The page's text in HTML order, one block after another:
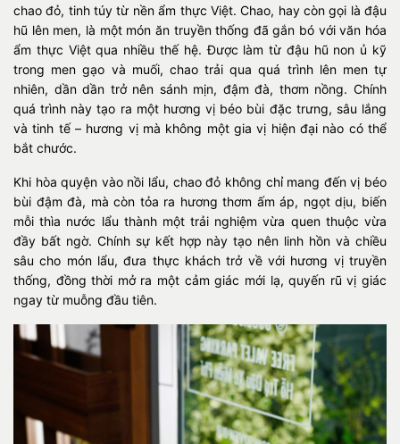
chao đỏ, tinh túy từ nền ẩm thực Việt. Chao, hay còn gọi là đậu
hũ lên men, là một món ăn truyền thống đã gắn bó với văn hóa
ẩm thực Việt qua nhiều thế hệ. Được làm từ đậu hũ non ủ kỹ
trong men gạo và muối, chao trải qua quá trình lên men tự
nhiên, dần dần trở nên sánh mịn, đậm đà, thơm nồng. Chính
quá trình này tạo ra một hương vị béo bùi đặc trưng, sâu lắng
và tinh tế – hương vị mà không một gia vị hiện đại nào có thể
bắt chước.
Khi hòa quyện vào nồi lẩu, chao đỏ không chỉ mang đến vị béo
bùi đậm đà, mà còn tỏa ra hương thơm ấm áp, ngọt dịu, biến
mỗi thìa nước lẩu thành một trải nghiệm vừa quen thuộc vừa
đầy bất ngờ. Chính sự kết hợp này tạo nên linh hồn và chiều
sâu cho món lẩu, đưa thực khách trở về với hương vị truyền
thống, đồng thời mở ra một cảm giác mới lạ, quyến rũ vị giác
ngay từ muỗng đầu tiên.